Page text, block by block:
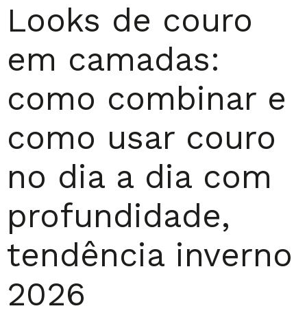
Looks de couro
em camadas:
como combinar e
como usar couro
no dia a dia com
profundidade,
tendência inverno
2026